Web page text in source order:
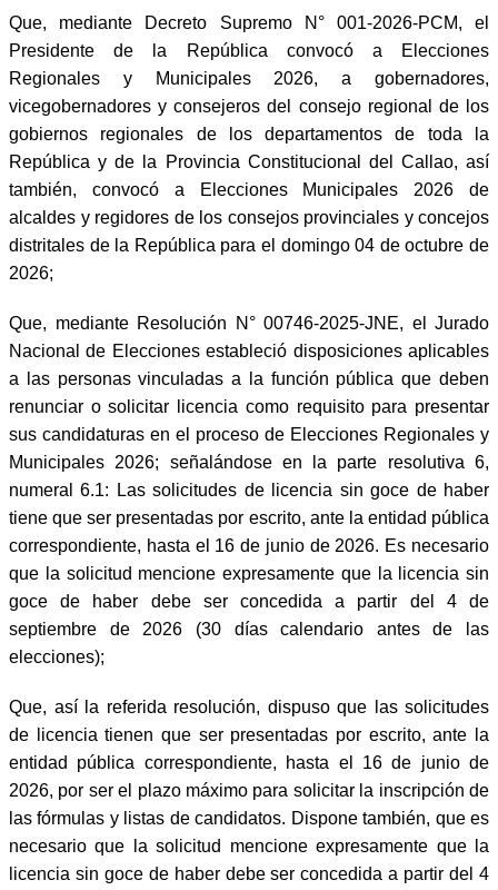
Que, mediante Decreto Supremo N° 001-2026-PCM, el
Presidente de la República convocó a Elecciones
Regionales y Municipales 2026, a gobernadores,
vicegobernadores y consejeros del consejo regional de los
gobiernos regionales de los departamentos de toda la
República y de la Provincia Constitucional del Callao, así
también, convocó a Elecciones Municipales 2026 de
alcaldes y regidores de los consejos provinciales y concejos
distritales de la República para el domingo 04 de octubre de
2026;
Que, mediante Resolución N° 00746-2025-JNE, el Jurado
Nacional de Elecciones estableció disposiciones aplicables
a las personas vinculadas a la función pública que deben
renunciar o solicitar licencia como requisito para presentar
sus candidaturas en el proceso de Elecciones Regionales y
Municipales 2026; señalándose en la parte resolutiva 6,
numeral 6.1: Las solicitudes de licencia sin goce de haber
tiene que ser presentadas por escrito, ante la entidad pública
correspondiente, hasta el 16 de junio de 2026. Es necesario
que la solicitud mencione expresamente que la licencia sin
goce de haber debe ser concedida a partir del 4 de
septiembre de 2026 (30 días calendario antes de las
elecciones);
Que, así la referida resolución, dispuso que las solicitudes
de licencia tienen que ser presentadas por escrito, ante la
entidad pública correspondiente, hasta el 16 de junio de
2026, por ser el plazo máximo para solicitar la inscripción de
las fórmulas y listas de candidatos. Dispone también, que es
necesario que la solicitud mencione expresamente que la
licencia sin goce de haber debe ser concedida a partir del 4